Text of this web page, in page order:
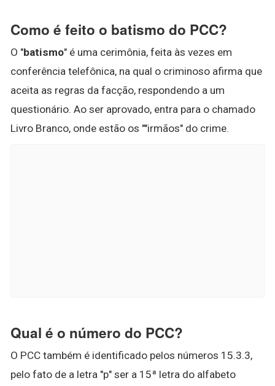
Como é feito o batismo do PCC?
O "batismo" é uma cerimônia, feita às vezes em
conferência telefônica, na qual o criminoso afirma que
aceita as regras da facção, respondendo a um
questionário. Ao ser aprovado, entra para o chamado
Livro Branco, onde estão os ""irmãos" do crime.
Qual é o número do PCC?
O PCC também é identificado pelos números 15.3.3,
pelo fato de a letra "p" ser a 15ª letra do alfabeto